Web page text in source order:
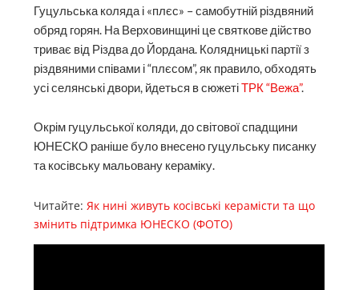
Гуцульська коляда і «плєс» – самобутній різдвяний
обряд горян. На Верховинщині це святкове дійство
триває від Різдва до Йордана. Колядницькі партії з
різдвяними співами і “плєсом”, як правило, обходять
усі селянські двори, йдеться в сюжетіТРК “Вежа”.
Окрім гуцульської коляди, до світової спадщини
ЮНЕСКО раніше було внесено гуцульську писанку
та косівську мальовану кераміку.
Читайте:Як нині живуть косівські керамісти та що
змінить підтримка ЮНЕСКО (ФОТО)